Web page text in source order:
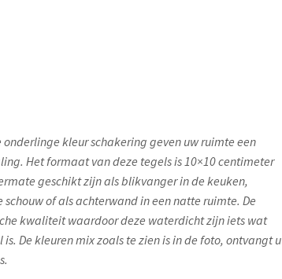
kleur schakering geven uw ruimte een
Het formaat van deze tegels is 10×10 centimeter
geschikt zijn als blikvanger in de keuken,
of als achterwand in een natte ruimte. De
kwaliteit waardoor deze waterdicht zijn iets wat
De kleuren mix zoals te zien is in de foto, ontvangt u